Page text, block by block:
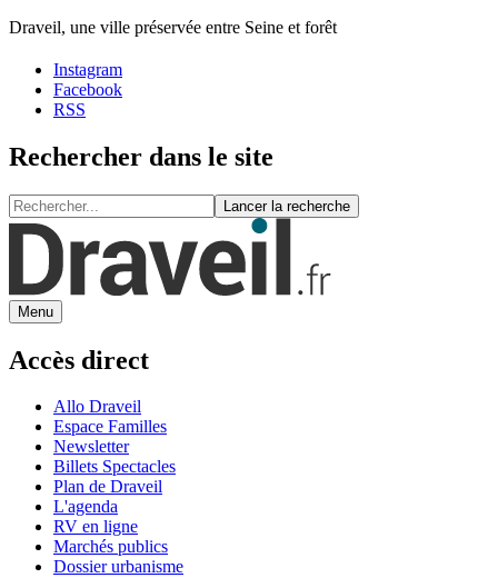
Draveil, une ville préservée entre Seine et forêt
Instagram
Facebook
RSS
Rechercher dans le site
Lancer la recherche
Menu
Accès direct
Allo Draveil
Espace Familles
Newsletter
Billets Spectacles
Plan de Draveil
L'agenda
RV en ligne
Marchés publics
Dossier urbanisme